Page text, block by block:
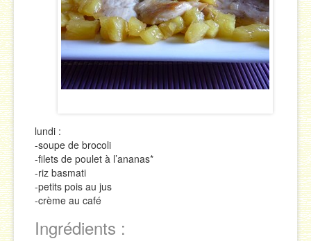
Soupes & Potages
Trucs & Astuces
lundi :
-soupe de brocoli
-filets de poulet à l’ananas*
-riz basmati
-petits pois au jus
-crème au café
Ingrédients :